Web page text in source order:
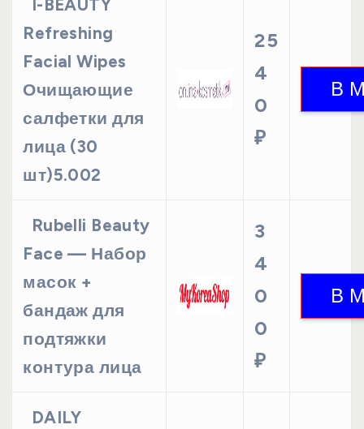
I-BEAUTY
Refreshing
Facial Wipes
Очищающие
салфетки для
лица (30
шт)5.002
25
4
0
₽
Rubelli Beauty
Face — Набор
масок +
бандаж для
подтяжки
контура лица
3
4
0
0
₽
DAILY